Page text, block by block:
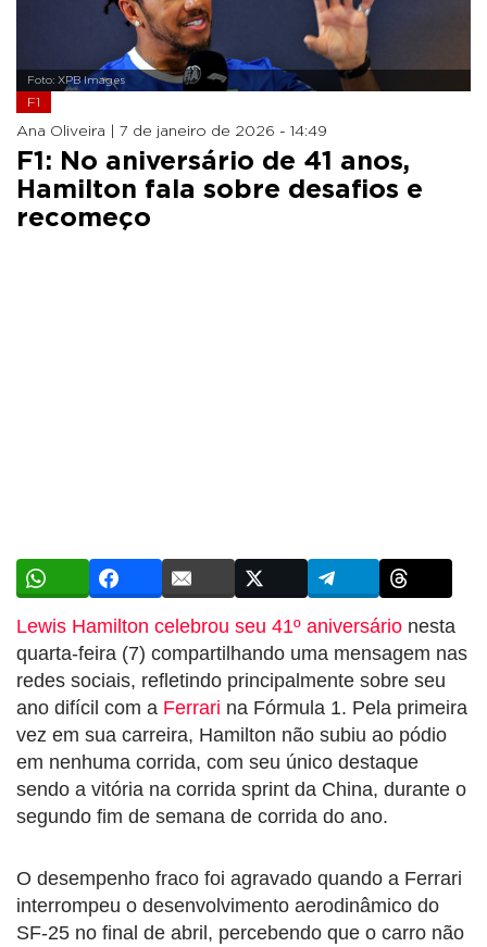
Foto: XPB Images
F1
Ana Oliveira | 7 de janeiro de 2026 - 14:49
F1: No aniversário de 41 anos,
Hamilton fala sobre desafios e
recomeço
Lewis Hamilton celebrou seu 41º aniversário nesta
quarta-feira (7) compartilhando uma mensagem nas
redes sociais, refletindo principalmente sobre seu
ano difícil com a Ferrari na Fórmula 1. Pela primeira
vez em sua carreira, Hamilton não subiu ao pódio
em nenhuma corrida, com seu único destaque
sendo a vitória na corrida sprint da China, durante o
segundo fim de semana de corrida do ano.
O desempenho fraco foi agravado quando a Ferrari
interrompeu o desenvolvimento aerodinâmico do
SF-25 no final de abril, percebendo que o carro não